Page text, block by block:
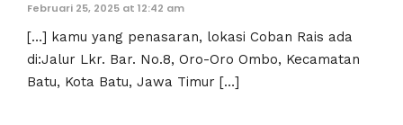
Februari 25, 2025 at 12:42 am
[…] kamu yang penasaran, lokasi Coban Rais ada
di:Jalur Lkr. Bar. No.8, Oro-Oro Ombo, Kecamatan
Batu, Kota Batu, Jawa Timur […]